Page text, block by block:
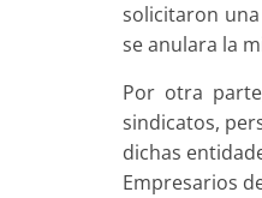
solicitaron
se anulara la
Por otra
sindicatos,
dichas
Empresarios